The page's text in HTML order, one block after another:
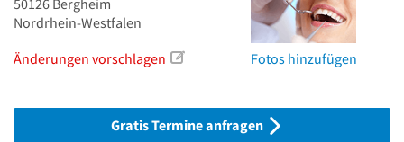
50126 Bergheim
Nordrhein-Westfalen
Änderungen vorschlagen
Fotos hinzufügen
Gratis Termine anfragen